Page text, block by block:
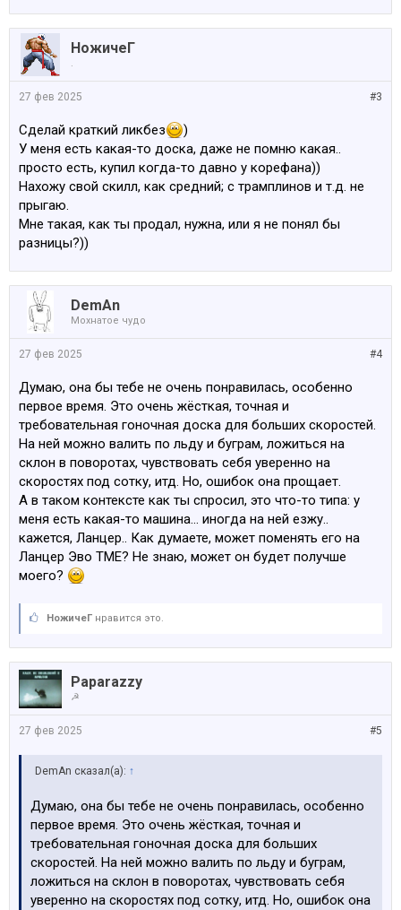
НожичеГ
.
#3
27 фев 2025
Сделай краткий ликбез
)
У меня есть какая-то доска, даже не помню какая..
просто есть, купил когда-то давно у корефана))
Нахожу свой скилл, как средний; с трамплинов и т.д. не
прыгаю.
Мне такая, как ты продал, нужна, или я не понял бы
разницы?))
DemAn
Мохнатое чудо
#4
27 фев 2025
Думаю, она бы тебе не очень понравилась, особенно
первое время. Это очень жёсткая, точная и
требовательная гоночная доска для больших скоростей.
На ней можно валить по льду и буграм, ложиться на
склон в поворотах, чувствовать себя уверенно на
скоростях под сотку, итд. Но, ошибок она прощает.
А в таком контексте как ты спросил, это что-то типа: у
меня есть какая-то машина... иногда на ней езжу..
кажется, Ланцер.. Как думаете, может поменять его на
Ланцер Эво ТМЕ? Не знаю, может он будет получше
моего?
НожичеГ нравится это.
Paparazzy
☭
#5
27 фев 2025
DemAn сказал(а): ↑
Думаю, она бы тебе не очень понравилась, особенно
первое время. Это очень жёсткая, точная и
требовательная гоночная доска для больших
скоростей. На ней можно валить по льду и буграм,
ложиться на склон в поворотах, чувствовать себя
уверенно на скоростях под сотку, итд. Но, ошибок она